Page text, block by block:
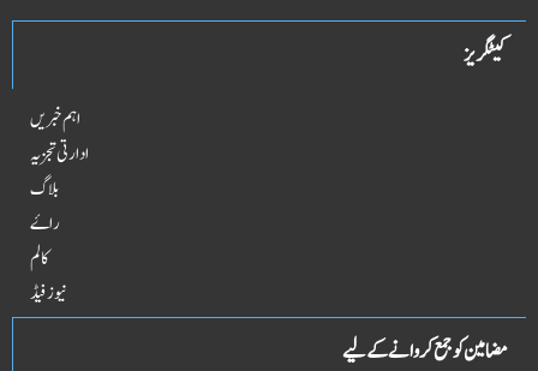
کیٹگریز
اہم خبریں
ادارتی تجزیہ
بلاگ
راۓ
کالم
نیوز فیڈ
مضامین کو جمع کروانے کے لیے